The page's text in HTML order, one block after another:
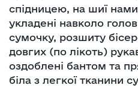
спідницею, на шиї
укладені навколо
сумочку, розшиту
довгих (по лікоть)
оздоблені бантом та
біла з легкої тканини